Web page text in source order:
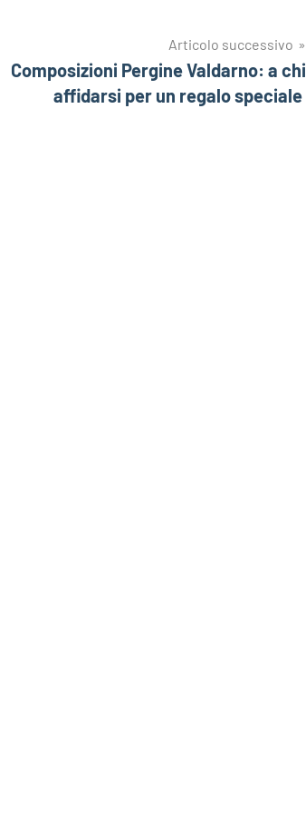
Articolo successivo
Composizioni Pergine Valdarno: a chi
affidarsi per un regalo speciale